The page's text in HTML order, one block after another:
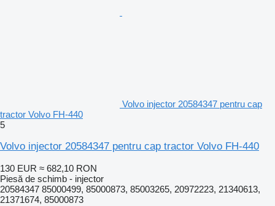
Volvo injector 20584347 pentru cap
tractor Volvo FH-440
5
Volvo injector 20584347 pentru cap tractor Volvo FH-440
130 EUR ≈ 682,10 RON
Piesă de schimb - injector
20584347 85000499, 85000873, 85003265, 20972223, 21340613,
21371674, 85000873